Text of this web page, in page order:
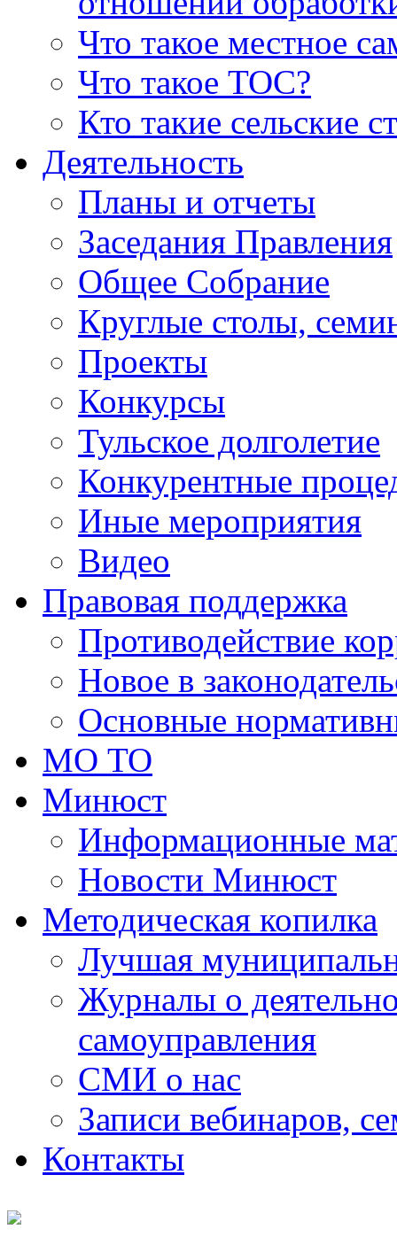
Что такое местное
Что такое ТОС?
Кто такие сельские
Деятельность
Планы и отчеты
Заседания Правления
Общее Собрание
Круглые столы,
Проекты
Конкурсы
Тульское долголетие
Конкурентные
Иные мероприятия
Видео
Правовая поддержка
Противодействие
Новое в
Основные
МО ТО
Минюст
Информационные
Новости Минюст
Методическая копилка
Лучшая
Журналы о
самоуправления
СМИ о нас
Записи вебинаров,
Контакты